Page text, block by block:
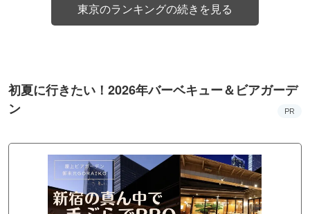
東京のランキングの続きを見る
初夏に行きたい！2026年バーベキュー＆ビアガーデ
ン
PR